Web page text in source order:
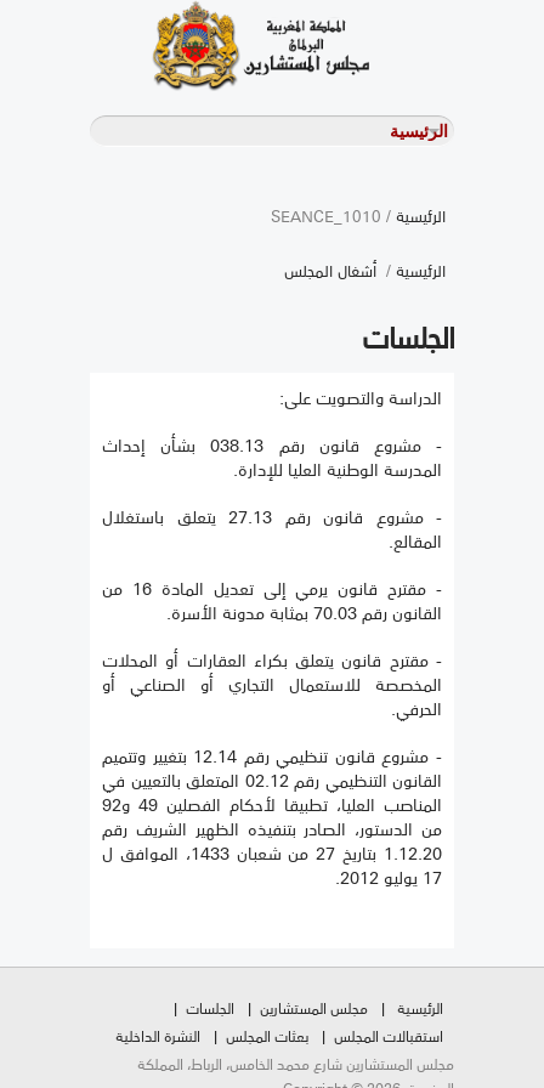
الرئيسية/ SEANCE_1010
الرئيسية/ أشغال المجلس
الجلسات
الدراسة والتصويت على:
- مشروع قانون رقم 038.13 بشأن إحداث
المدرسة الوطنية العليا للإدارة.
- مشروع قانون رقم 27.13 يتعلق باستغلال
المقالع.
- مقترح قانون يرمي إلى تعديل المادة 16 من
القانون رقم 70.03 بمثابة مدونة الأسرة.
- مقترح قانون يتعلق بكراء العقارات أو المحلات
المخصصة للاستعمال التجاري أو الصناعي أو
الحرفي.
- مشروع قانون تنظيمي رقم 12.14 بتغيير وتتميم
القانون التنظيمي رقم 02.12 المتعلق بالتعيين في
المناصب العليا، تطبيقا لأحكام الفصلين 49 و92
من الدستور، الصادر بتنفيذه الظهير الشريف رقم
1.12.20 بتاريخ 27 من شعبان 1433، الموافق ل
17 يوليو 2012.
الرئيسية مجلس المستشارين
الجلسات
استقبالات المجلس
بعثات المجلس
النشرة الداخلية
مجلس المستشارين شارع محمد الخامس، الرباط، المملكة